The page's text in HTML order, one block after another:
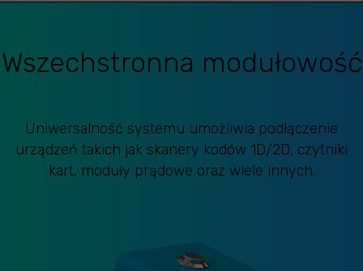
Uniwersalność systemu umożliwia podłączenie
urządzeń takich jak skanery kodów 1D/2D, czytniki
kart, moduły prądowe oraz wiele innych.
Wszechstronna modułowość